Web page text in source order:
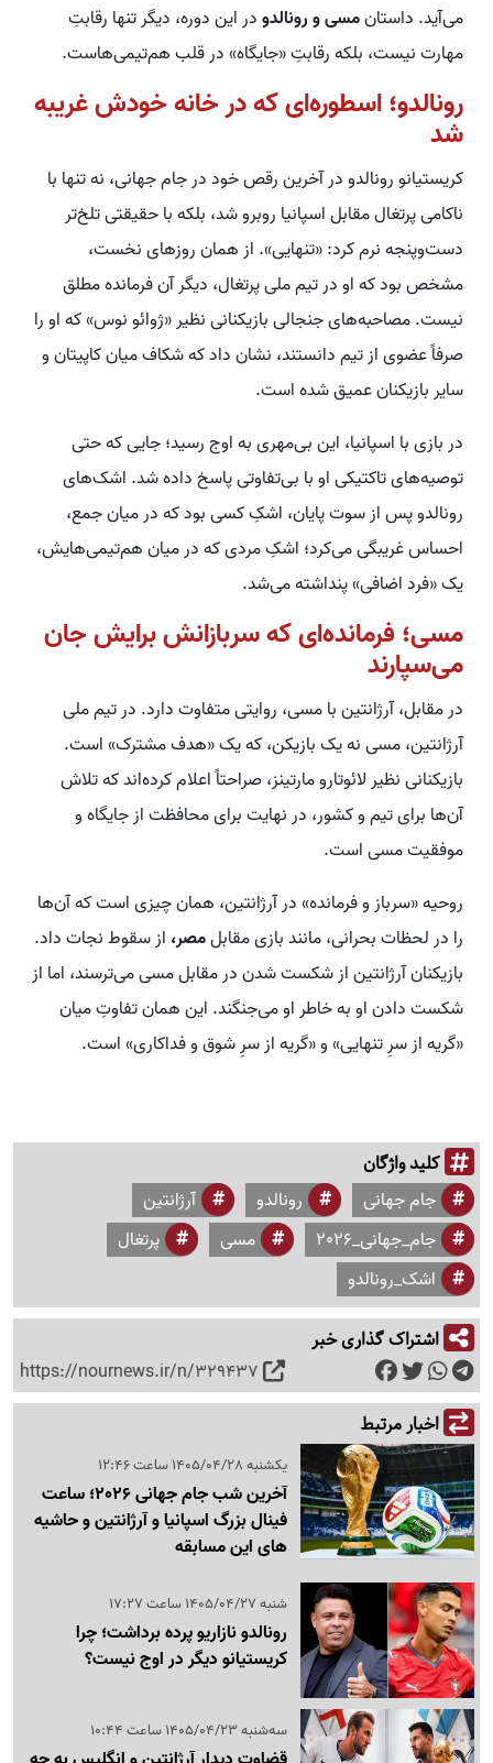
می‌آید. داستانمسی و رونالدودر این دوره، دیگر تنها رقابتِ
مهارت نیست، بلکه رقابتِ «جایگاه» در قلب هم‌تیمی‌هاست.
رونالدو؛ اسطوره‌ای که در خانه خودش غریبه
شد
کریستیانو رونالدو در آخرین رقص خود در جام جهانی، نه تنها با
ناکامی پرتغال مقابل اسپانیا روبرو شد، بلکه با حقیقتی تلخ‌تر
دست‌وپنجه نرم کرد: «تنهایی». از همان روزهای نخست،
مشخص بود که او در تیم ملی پرتغال، دیگر آن فرمانده مطلق
نیست. مصاحبه‌های جنجالی بازیکنانی نظیر «ژوائو نوس» که او را
صرفاً عضوی از تیم دانستند، نشان داد که شکاف میان کاپیتان و
سایر بازیکنان عمیق شده است.
در بازی با اسپانیا، این بی‌مهری به اوج رسید؛ جایی که حتی
توصیه‌های تاکتیکی او با بی‌تفاوتی پاسخ داده شد. اشک‌های
رونالدو پس از سوت پایان، اشکِ کسی بود که در میان جمع،
احساس غریبگی می‌کرد؛ اشکِ مردی که در میان هم‌تیمی‌هایش،
یک «فرد اضافی» پنداشته می‌شد.
مسی؛ فرمانده‌ای که سربازانش برایش جان
می‌سپارند
در مقابل، آرژانتین با مسی، روایتی متفاوت دارد. در تیم ملی
آرژانتین، مسی نه یک بازیکن، که یک «هدف مشترک» است.
بازیکنانی نظیر لائوتارو مارتینز، صراحتاً اعلام کرده‌اند که تلاش
آن‌ها برای تیم و کشور، در نهایت برای محافظت از جایگاه و
موفقیت مسی است.
روحیه «سرباز و فرمانده» در آرژانتین، همان چیزی است که آن‌ها
را در لحظات بحرانی، مانند بازی مقابلمصر، از سقوط نجات داد.
بازیکنان آرژانتین از شکست شدن در مقابل مسی می‌ترسند، اما از
شکست دادن او به خاطر او می‌جنگند. این همان تفاوتِ میان
«گریه از سرِ تنهایی» و «گریه از سرِ شوق و فداکاری» است.
کلید واژگان
جام جهانی رونالدو
آرژانتین
جام_جهانی_2026
مسی
پرتغال
اشک_رونالدو
اشتراک گذاری خبر
https://nournews.ir/n/329437
اخبار مرتبط
یکشنبه 1405/04/28 ساعت 12:46
آخرین شب جام جهانی 2026؛ ساعت
فینال بزرگ اسپانیا و آرژانتین و حاشیه
های این مسابقه
شنبه 1405/04/27 ساعت 17:27
رونالدو نازاریو پرده برداشت؛ چرا
کریستیانو دیگر در اوج نیست؟
سه‌شنبه 1405/04/23 ساعت 10:44